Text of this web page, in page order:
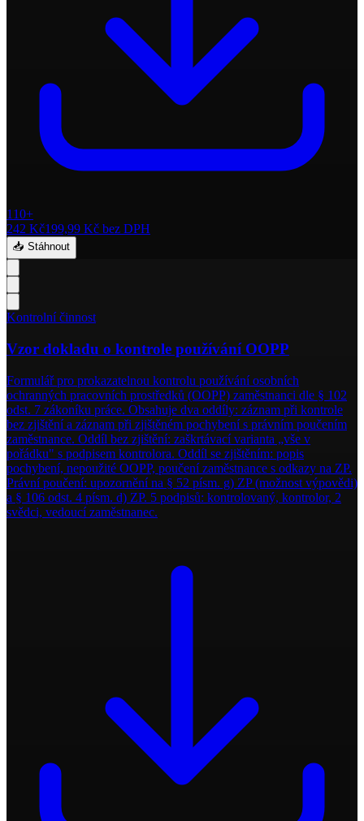
110+
242 Kč199,99 Kč bez DPH
📥 Stáhnout
Kontrolní činnost
Vzor dokladu o kontrole používání OOPP
Formulář pro prokazatelnou kontrolu používání osobních
ochranných pracovních prostředků (OOPP) zaměstnanci dle § 102
odst. 7 zákoníku práce. Obsahuje dva oddíly: záznam při kontrole
bez zjištění a záznam při zjištěném pochybení s právním poučením
zaměstnance. Oddíl bez zjištění: zaškrtávací varianta „vše v
pořádku" s podpisem kontrolora. Oddíl se zjištěním: popis
pochybení, nepoužité OOPP, poučení zaměstnance s odkazy na ZP.
Právní poučení: upozornění na § 52 písm. g) ZP (možnost výpovědi)
a § 106 odst. 4 písm. d) ZP. 5 podpisů: kontrolovaný, kontrolor, 2
svědci, vedoucí zaměstnanec.